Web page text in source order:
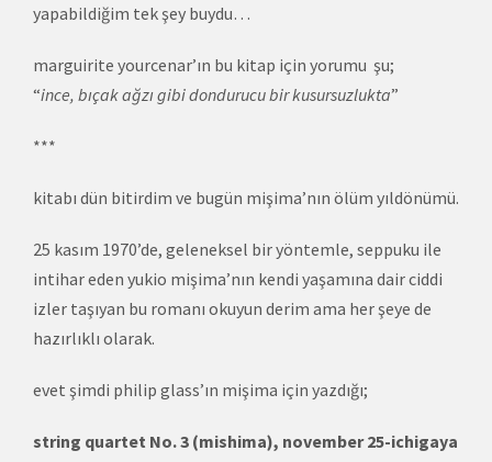
yapabildiğim tek şey buydu…
marguirite yourcenar’ın bu kitap için yorumu şu;
“ince, bıçak ağzı gibi dondurucu bir kusursuzlukta”
***
kitabı dün bitirdim ve bugün mişima’nın ölüm yıldönümü.
25 kasım 1970’de, geleneksel bir yöntemle, seppuku ile
intihar eden yukio mişima’nın kendi yaşamına dair ciddi
izler taşıyan bu romanı okuyun derim ama her şeye de
hazırlıklı olarak.
evet şimdi philip glass’ın mişima için yazdığı;
string quartet No. 3 (mishima), november 25-ichigaya